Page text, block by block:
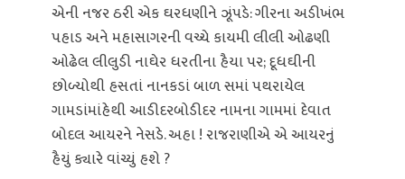
એની નજર ઠરી એક ઘરધણીને ઝૂંપડે: ગીરના અડીખંભ
પહાડ અને મહાસાગરની વચ્ચે કાયમી લીલી ઓઢણી
ઓઢેલ લીલુડી નાઘેર ધરતીના હૈયા પર; દૂધઘીની
છોળ્યોથી હસતાં નાનકડાં બાળ સમાં પથરાયેલ
ગામડાંમાંહેથી આડીદરબોડીદર નામના ગામમાં દેવાત
બોદલ આયરને નેસડે. અહા ! રાજરાણીએ એ આયરનું
હૈયું ક્યારે વાંચ્યું હશે ?